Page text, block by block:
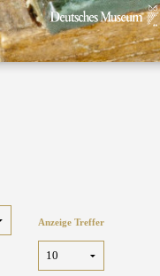
Anzeige Treffer